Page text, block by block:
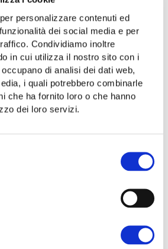
personalizzare contenuti ed
dei social media e per
Condividiamo inoltre
in cui utilizza il nostro sito con i
di analisi dei dati web,
i quali potrebbero combinarle
che ha fornito loro o che hanno
dei loro servizi.